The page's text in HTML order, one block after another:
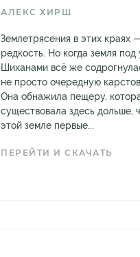
АЛЕКС ХИРШ
Землетрясения в этих краях
редкость. Но когда земля
Шиханами всё же
не просто очередную
Она обнажила пещеру,
существовала здесь дольше,
этой земле первые...
ПЕРЕЙТИ И СКАЧАТЬ